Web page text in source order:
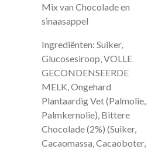
Mix van Chocolade en
sinaasappel
Ingrediënten: Suiker,
Glucosesiroop, VOLLE
GECONDENSEERDE
MELK, Ongehard
Plantaardig Vet (Palmolie,
Palmkernolie), Bittere
Chocolade (2%) (Suiker,
Cacaomassa, Cacaoboter,